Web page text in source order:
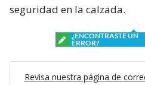
seguridad en la calzada.
¿ENCONTRASTE UN
ERROR?
Revisa nuestra página de